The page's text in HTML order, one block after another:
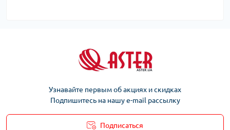
Узнавайте первым об акциях и скидках
Подпишитесь на нашу e-mail рассылку
Подписаться